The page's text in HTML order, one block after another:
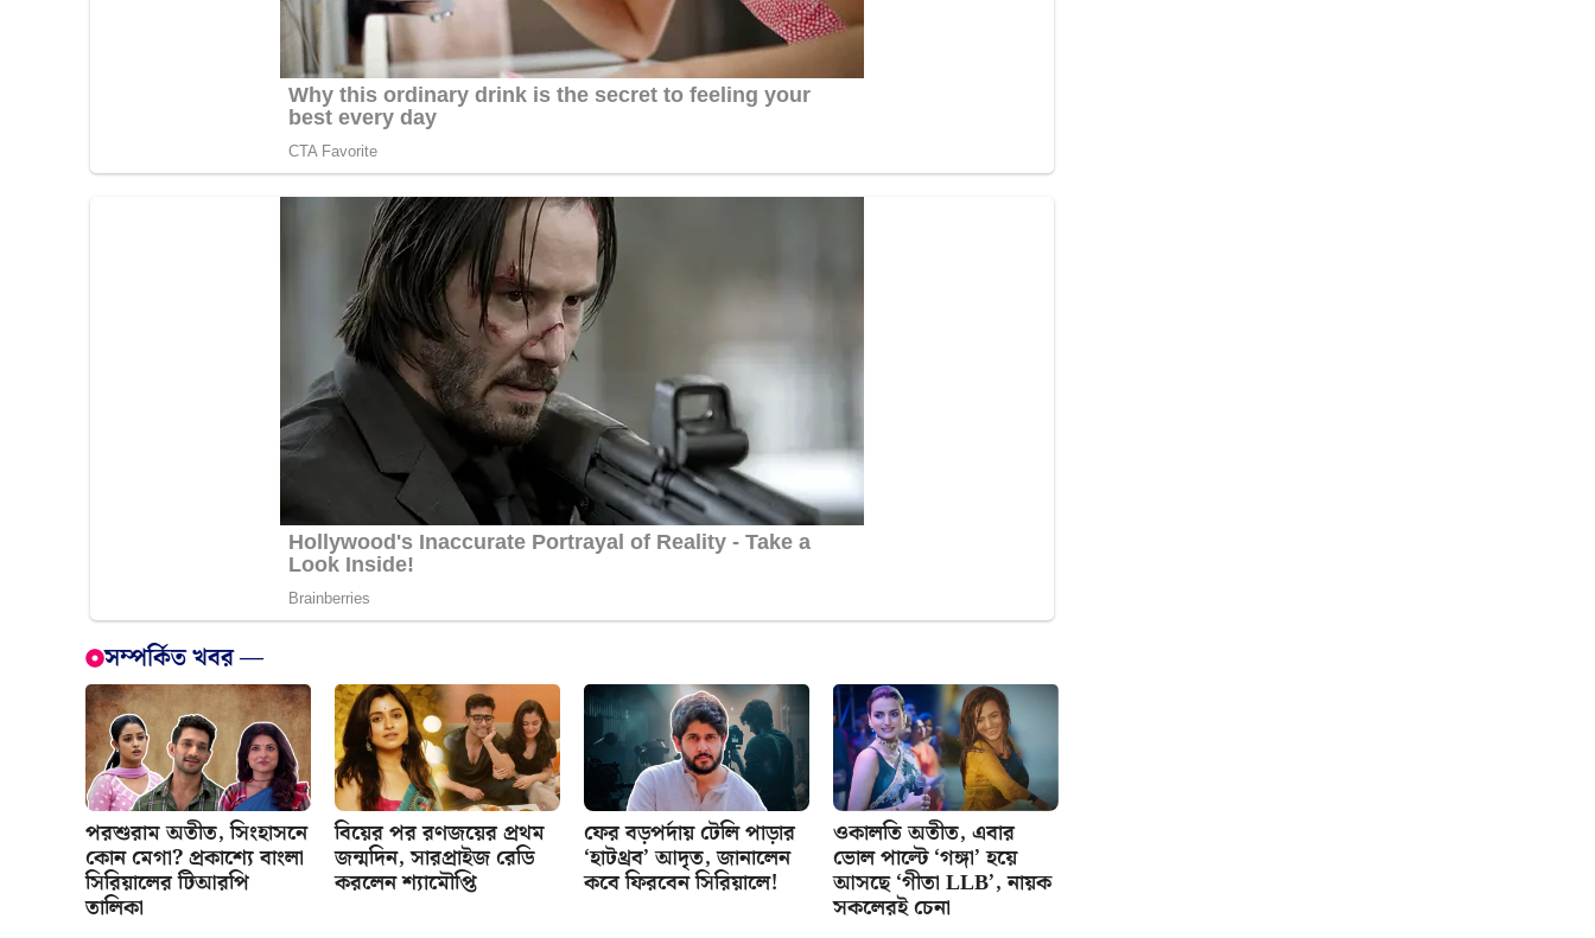
সম্পর্কিত খবর —
পরশুরাম অতীত, সিংহাসনে
কোন মেগা? প্রকাশ্যে বাংলা
সিরিয়ালের টিআরপি
তালিকা
বিয়ের পর রণজয়ের প্রথম
জন্মদিন, সারপ্রাইজ রেডি
করলেন শ্যামৌপ্তি
ফের বড়পর্দায় টেলি পাড়ার
‘হাটথ্রব’ আদৃত, জানালেন
কবে ফিরবেন সিরিয়ালে!
ওকালতি অতীত, এবার
ভোল পাল্টে ‘গঙ্গা’ হয়ে
আসছে ‘গীতা LLB’, নায়ক
সকলেরই চেনা